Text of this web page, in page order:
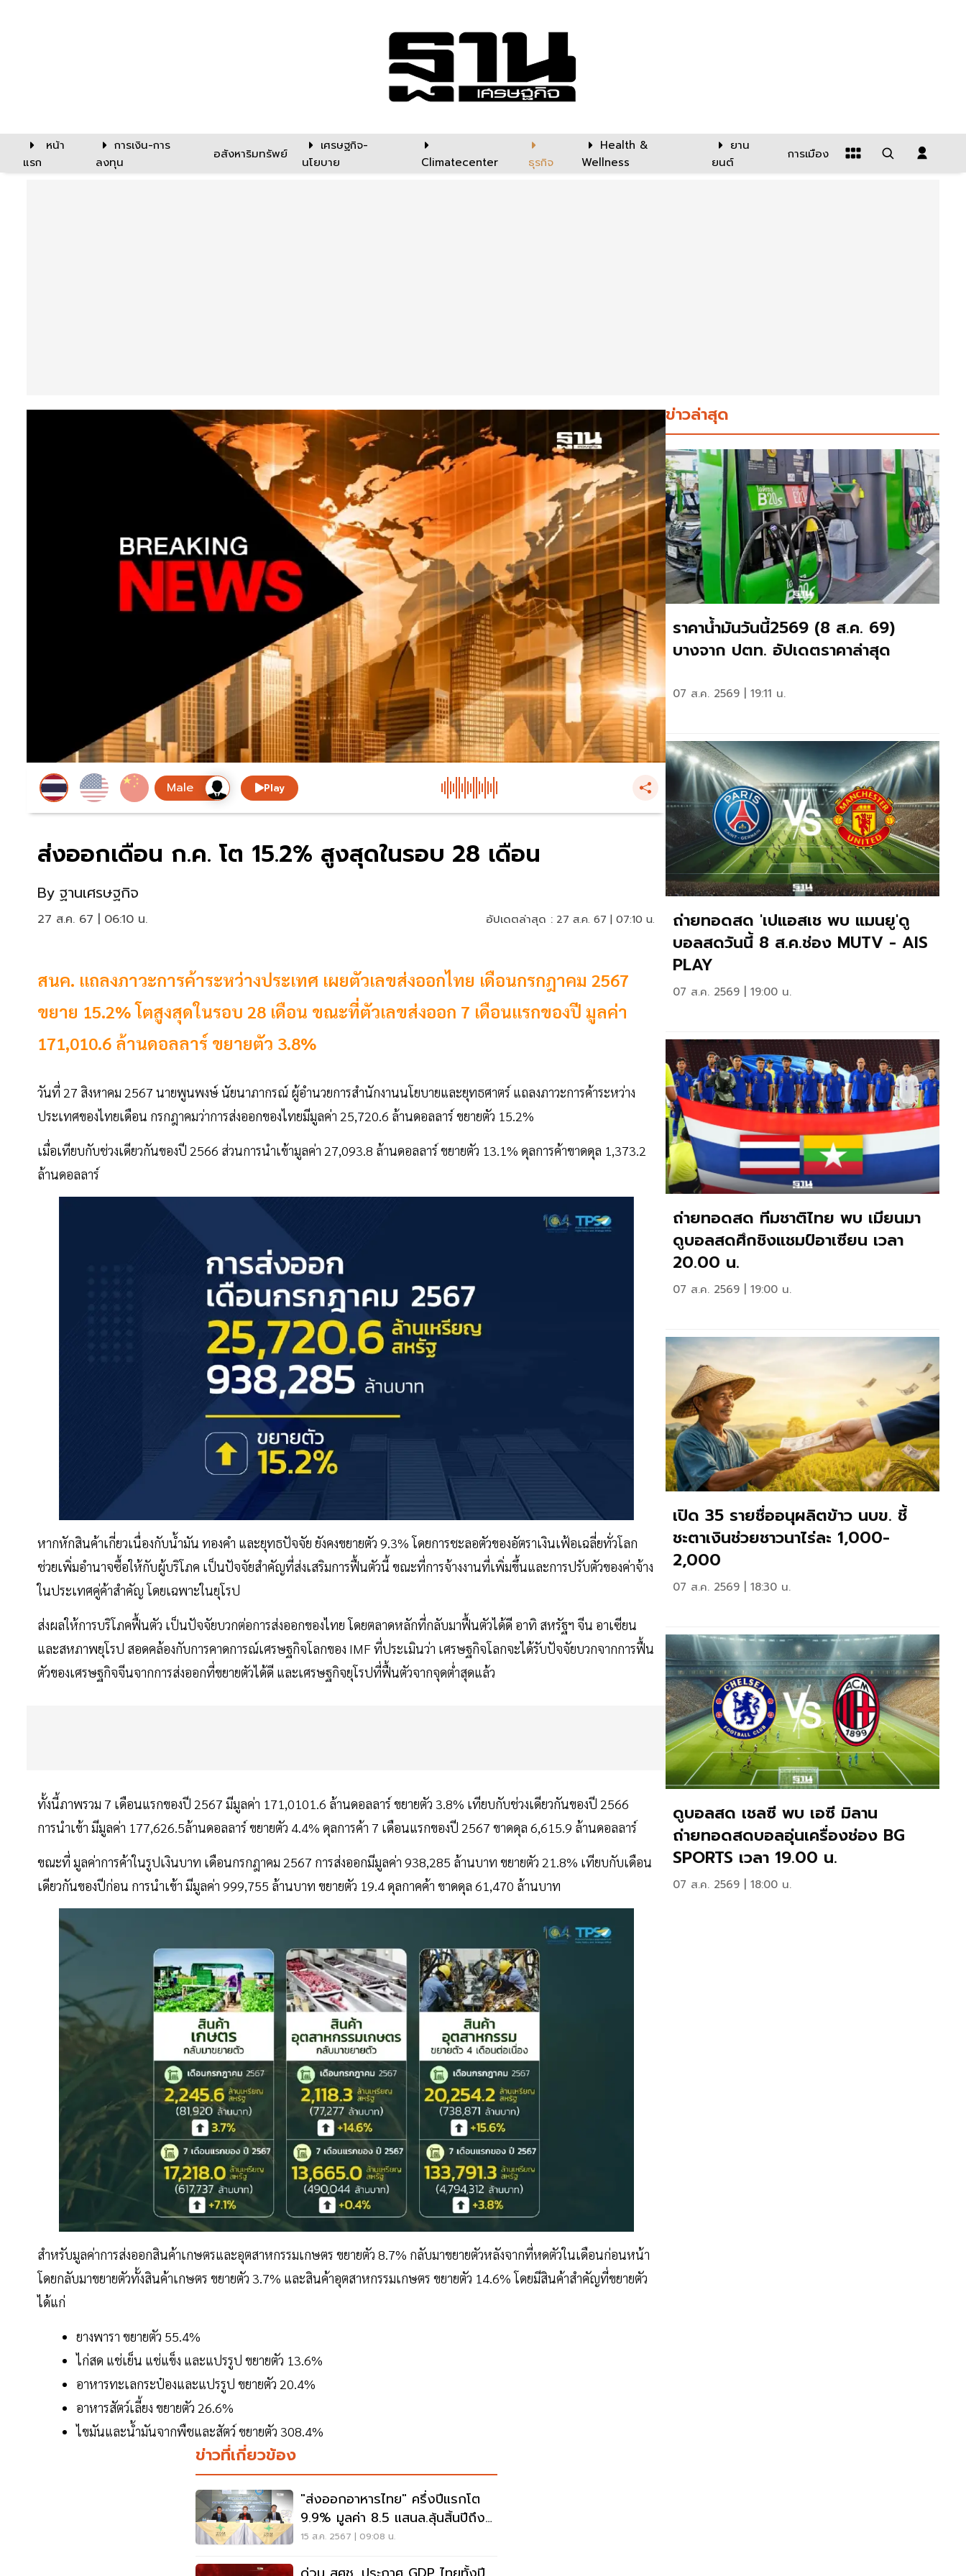
หน้า
แรก
การเงิน-การ
ลงทุน
อสังหาริมทรัพย์
เศรษฐกิจ-
นโยบาย
Climatecenter ธุรกิจ
Health &
Wellness
ยาน
ยนต์
การเมือง
Play
ส่งออกเดือน ก.ค. โต 15.2% สูงสุดในรอบ 28 เดือน
By ฐานเศรษฐกิจ
27 ส.ค. 67 | 06:10 น. อัปเดตล่าสุด : 27 ส.ค. 67 | 07:10 น.
สนค. แถลงภาวะการค้าระหว่างประเทศ เผยตัวเลขส่งออกไทย เดือนกรกฎาคม 2567
ขยาย 15.2% โตสูงสุดในรอบ 28 เดือน ขณะที่ตัวเลขส่งออก 7 เดือนแรกของปี มูลค่า
171,010.6 ล้านดอลลาร์ ขยายตัว 3.8%
วันที่ 27 สิงหาคม 2567 นายพูนพงษ์ นัยนาภากรณ์ ผู้อำนวยการสำนักงานนโยบายและยุทธศาตร์ แถลงภาวะการค้าระหว่าง
ประเทศของไทยเดือน กรกฎาคมว่าการส่งออกของไทยมีมูลค่า 25,720.6 ล้านดอลลาร์ ขยายตัว 15.2%
เมื่อเทียบกับช่วงเดียวกันของปี 2566 ส่วนการนำเข้ามูลค่า 27,093.8 ล้านดอลลาร์ ขยายตัว 13.1% ดุลการค้าขาดดุล 1,373.2
ล้านดอลลาร์
หากหักสินค้าเกี่ยวเนื่องกับน้ำมัน ทองคำ และยุทธปัจจัย ยังคงขยายตัว 9.3% โดยการชะลอตัวของอัตราเงินเฟ้อเฉลี่ยทั่วโลก
ช่วยเพิ่มอำนาจซื้อให้กับผู้บริโภค เป็นปัจจัยสำคัญที่ส่งเสริมการฟื้นตัวนี้ ขณะที่การจ้างงานที่เพิ่มขึ้นและการปรับตัวของค่าจ้าง
ในประเทศคู่ค้าสำคัญ โดยเฉพาะในยุโรป
ส่งผลให้การบริโภคฟื้นตัว เป็นปัจจัยบวกต่อการส่งออกของไทย โดยตลาดหลักที่กลับมาฟื้นตัวได้ดี อาทิ สหรัฐฯ จีน อาเซียน
และสหภาพยุโรป สอดคล้องกับการคาดการณ์เศรษฐกิจโลกของ IMF ที่ประเมินว่า เศรษฐกิจโลกจะได้รับปัจจัยบวกจากการฟื้น
ตัวของเศรษฐกิจจีนจากการส่งออกที่ขยายตัวได้ดี และเศรษฐกิจยุโรปที่ฟื้นตัวจากจุดต่ำสุดแล้ว
ทั้งนี้ภาพรวม 7 เดือนแรกของปี 2567 มีมูลค่า 171,0101.6 ล้านดอลลาร์ ขยายตัว 3.8% เทียบกับช่วงเดียวกันของปี 2566
การนำเข้า มีมูลค่า 177,626.5ล้านดอลลาร์ ขยายตัว 4.4% ดุลการค้า 7 เดือนแรกของปี 2567 ขาดดุล 6,615.9 ล้านดอลลาร์
ขณะที่ มูลค่าการค้าในรูปเงินบาท เดือนกรกฎาคม 2567 การส่งออกมีมูลค่า 938,285 ล้านบาท ขยายตัว 21.8% เทียบกับเดือน
เดียวกันของปีก่อน การนำเข้า มีมูลค่า 999,755 ล้านบาท ขยายตัว 19.4 ดุลกาคค้า ขาดดุล 61,470 ล้านบาท
สำหรับมูลค่าการส่งออกสินค้าเกษตรและอุตสาหกรรมเกษตร ขยายตัว 8.7% กลับมาขยายตัวหลังจากที่หดตัวในเดือนก่อนหน้า
โดยกลับมาขยายตัวทั้งสินค้าเกษตร ขยายตัว 3.7% และสินค้าอุตสาหกรรมเกษตร ขยายตัว 14.6% โดยมีสินค้าสำคัญที่ขยายตัว
ได้แก่
ยางพารา ขยายตัว 55.4%
ไก่สด แช่เย็น แช่แข็ง และแปรรูป ขยายตัว 13.6%
อาหารทะเลกระป๋องและแปรรูป ขยายตัว 20.4%
อาหารสัตว์เลี้ยง ขยายตัว 26.6%
ไขมันและน้ำมันจากพืชและสัตว์ ขยายตัว 308.4%
ข่าวที่เกี่ยวข้อง
"ส่งออกอาหารไทย" ครึ่งปีแรกโต
9.9% มูลค่า 8.5 แสนล.ลุ้นสิ้นปีถึง
1.65 ล้านล.
15 ส.ค. 2567 | 09:08 น.
ข่าวล่าสุด
ราคาน้ำมันวันนี้2569 (8 ส.ค. 69)
บางจาก ปตท. อัปเดตราคาล่าสุด
07 ส.ค. 2569 | 19:11 น.
ถ่ายทอดสด 'เปแอสเช พบ แมนยู'ดู
บอลสดวันนี้ 8 ส.ค.ช่อง MUTV - AIS
PLAY
07 ส.ค. 2569 | 19:00 น.
ถ่ายทอดสด ทีมชาติไทย พบ เมียนมา
ดูบอลสดศึกชิงแชมป์อาเซียน เวลา
20.00 น.
07 ส.ค. 2569 | 19:00 น.
เปิด 35 รายชื่ออนุผลิตข้าว นบข. ชี้
ชะตาเงินช่วยชาวนาไร่ละ 1,000-
2,000
07 ส.ค. 2569 | 18:30 น.
ดูบอลสด เชลซี พบ เอซี มิลาน
ถ่ายทอดสดบอลอุ่นเครื่องช่อง BG
SPORTS เวลา 19.00 น.
07 ส.ค. 2569 | 18:00 น.